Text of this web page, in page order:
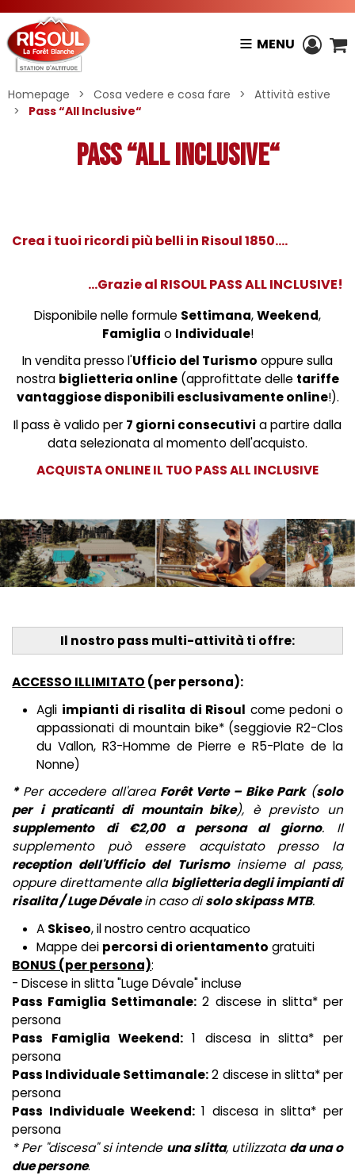
MENU
Homepage > Cosa vedere e cosa fare >
Attività estive
>
Pass “All Inclusive“
Pass “All Inclusive“
Crea i tuoi ricordi più belli in Risoul 1850....
...Grazie al RISOUL PASS ALL INCLUSIVE!
Disponibile nelle formule Settimana,Weekend,
Famiglia o Individuale!
In vendita presso l'Ufficio del Turismo oppure sulla
nostra biglietteria online(approfittate delle tariffe
vantaggiose disponibili esclusivamente online!).
Il pass è valido per 7 giorni consecutivi a partire dalla
data selezionata al momento dell'acquisto.
ACQUISTA ONLINE IL TUO PASS ALL INCLUSIVE
Il nostro pass multi-attività ti offre:
ACCESSO ILLIMITATO (per persona):
Agli impianti di risalita di Risoul come pedoni o
appassionati di mountain bike* (seggiovie R2-Clos
du Vallon, R3-Homme de Pierre e R5-Plate de la
Nonne)
*Per accedere all'area Forêt Verte – Bike Park(solo
per i praticanti di mountain bike), è previsto un
supplemento di €2,00 a persona al giorno. Il
supplemento può essere acquistato presso la
reception dell'Ufficio del Turismoinsieme al pass,
oppure direttamente allabiglietteria degli impianti di
risalita / Luge Dévalein caso disolo skipass MTB.
A Skiseo, il nostro centro acquatico
Mappe dei percorsi di orientamento gratuiti
BONUS (per persona):
- Discese in slitta "Luge Dévale" incluse
Pass Famiglia Settimanale: 2 discese in slitta* per
persona
Pass Famiglia Weekend: 1 discesa in slitta* per
persona
Pass Individuale Settimanale:2 discese in slitta* per
persona
Pass Individuale Weekend: 1 discesa in slitta* per
persona
* Per "discesa" si intende una slitta, utilizzatada una o
due persone.